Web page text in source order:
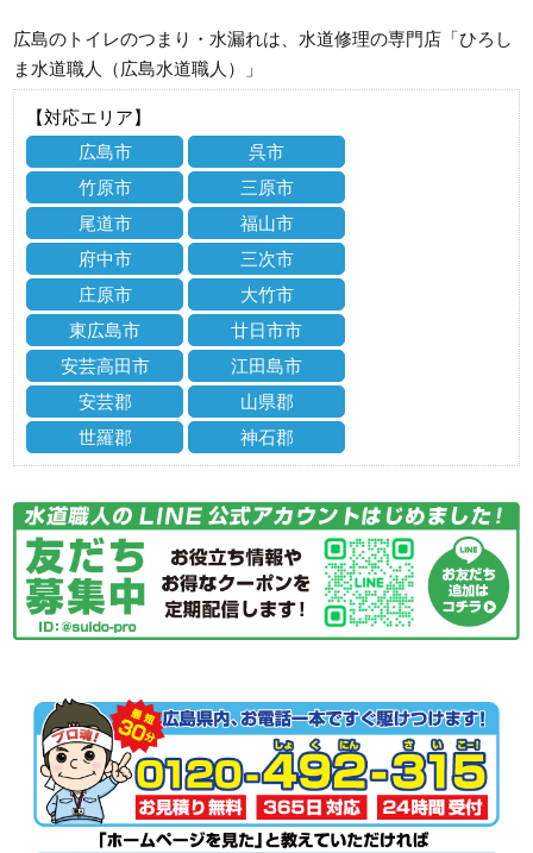
広島のトイレのつまり・水漏れは、水道修理の専門店「ひろし
ま水道職人（広島水道職人）」
【対応エリア】
広島市
呉市
竹原市
三原市
尾道市
福山市
府中市
三次市
庄原市
大竹市
東広島市
廿日市市
安芸高田市
江田島市
安芸郡
山県郡
世羅郡
神石郡